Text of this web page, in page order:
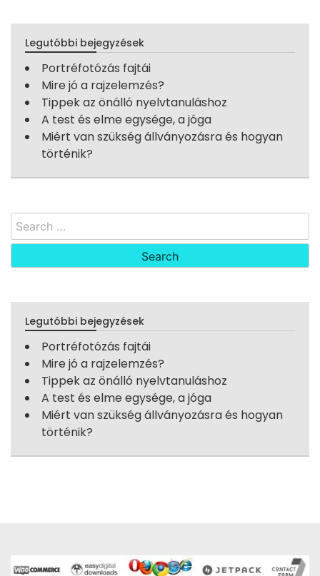
Legutóbbi bejegyzések
Portréfotózás fajtái
Mire jó a rajzelemzés?
Tippek az önálló nyelvtanuláshoz
A test és elme egysége, a jóga
Miért van szükség állványozásra és hogyan
történik?
Search
for:
Legutóbbi bejegyzések
Portréfotózás fajtái
Mire jó a rajzelemzés?
Tippek az önálló nyelvtanuláshoz
A test és elme egysége, a jóga
Miért van szükség állványozásra és hogyan
történik?